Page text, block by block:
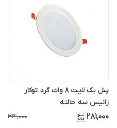
پنل بک لایت 8 وات گرد توکار
زانیس سه حالته
۲۸۱٬۰۰۰ ۳۱۴٬۰۰۰